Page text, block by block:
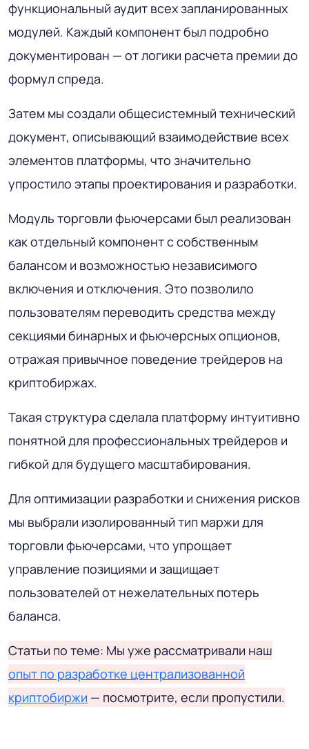
функциональный аудит всех запланированных
модулей. Каждый компонент был подробно
документирован — от логики расчета премии до
формул спреда.
Затем мы создали общесистемный технический
документ, описывающий взаимодействие всех
элементов платформы, что значительно
упростило этапы проектирования и разработки.
Модуль торговли фьючерсами был реализован
как отдельный компонент с собственным
балансом и возможностью независимого
включения и отключения. Это позволило
пользователям переводить средства между
секциями бинарных и фьючерсных опционов,
отражая привычное поведение трейдеров на
криптобиржах.
Такая структура сделала платформу интуитивно
понятной для профессиональных трейдеров и
гибкой для будущего масштабирования.
Для оптимизации разработки и снижения рисков
мы выбрали изолированный тип маржи для
торговли фьючерсами, что упрощает
управление позициями и защищает
пользователей от нежелательных потерь
баланса.
Статьи по теме: Мы уже рассматривали наш
опыт по разработке централизованной
криптобиржи — посмотрите, если пропустили.